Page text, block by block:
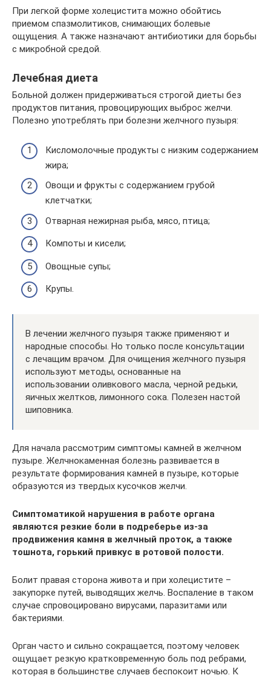
При легкой форме холецистита можно обойтись
приемом спазмолитиков, снимающих болевые
ощущения. А также назначают антибиотики для борьбы
с микробной средой.
Лечебная диета
Больной должен придерживаться строгой диеты без
продуктов питания, провоцирующих выброс желчи.
Полезно употреблять при болезни желчного пузыря:
Кисломолочные продукты с низким содержанием
жира;
Овощи и фрукты с содержанием грубой
клетчатки;
Отварная нежирная рыба, мясо, птица;
Компоты и кисели;
Овощные супы;
Крупы.
В лечении желчного пузыря также применяют и
народные способы. Но только после консультации
с лечащим врачом. Для очищения желчного пузыря
используют методы, основанные на
использовании оливкового масла, черной редьки,
яичных желтков, лимонного сока. Полезен настой
шиповника.
Для начала рассмотрим симптомы камней в желчном
пузыре. Желчнокаменная болезнь развивается в
результате формирования камней в пузыре, которые
образуются из твердых кусочков желчи.
Симптоматикой нарушения в работе органа
являются резкие боли в подреберье из-за
продвижения камня в желчный проток, а также
тошнота, горький привкус в ротовой полости.
Болит правая сторона живота и при холецистите –
закупорке путей, выводящих желчь. Воспаление в таком
случае спровоцировано вирусами, паразитами или
бактериями.
Орган часто и сильно сокращается, поэтому человек
ощущает резкую кратковременную боль под ребрами,
которая в большинстве случаев беспокоит ночью. К